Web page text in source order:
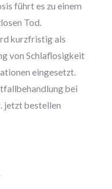
führt es zu einem
Tod.
kurzfristig als
von Schlaflosigkeit
eingesetzt.
bei
jetzt bestellen